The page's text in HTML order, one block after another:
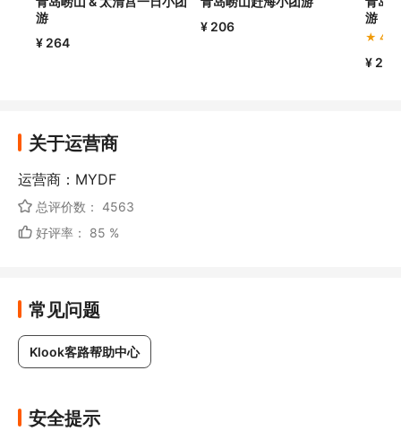
游
¥ 264
¥ 206
游
★ 4.7
¥ 209
关于运营商
运营商：MYDF
总评价数： 4563
好评率： 85 %
常见问题
Klook客路帮助中心
安全提示